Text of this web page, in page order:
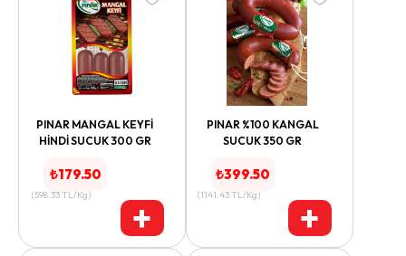
PINAR MANGAL KEYFİ
HİNDİ SUCUK 300 GR
₺179.50
(598.33 TL/Kg) +
PINAR %100 KANGAL
SUCUK 350 GR
₺399.50
(1141.43 TL/Kg) +